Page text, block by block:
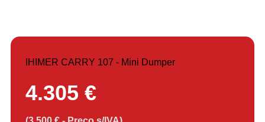
IHIMER CARRY 107 - Mini Dumper
4.305 €